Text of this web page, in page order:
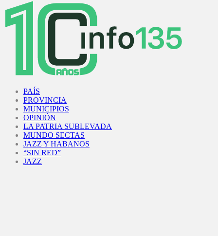
PAÍS
PROVINCIA
MUNICIPIOS
OPINIÓN
LA PATRIA SUBLEVADA
MUNDO SECTAS
JAZZ Y HABANOS
“SIN RED”
JAZZ